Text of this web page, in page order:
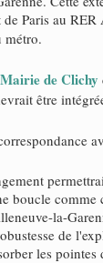
de Paris au
métro.
Mairie de Clichy
être
boucle comme
la-
de
les pointes